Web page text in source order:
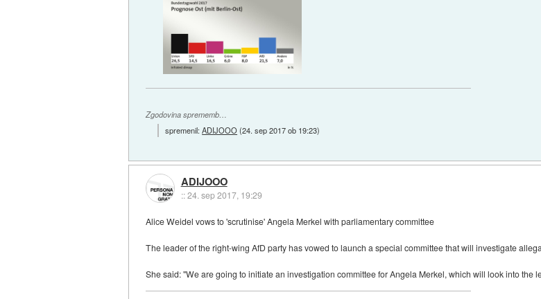
Zgodovina sprememb…
spremenil:ADIJOOO(24. sep 2017 ob 19:23)
ADIJOOO
::24. sep 2017, 19:29
Alice Weidel vows to 'scrutinise' Angela Merkel with parliamentary committee
The leader of the right-wing AfD party has vowed to launch a special committee that will investigate
She said: "We are going to initiate an investigation committee for Angela Merkel, which will look into the